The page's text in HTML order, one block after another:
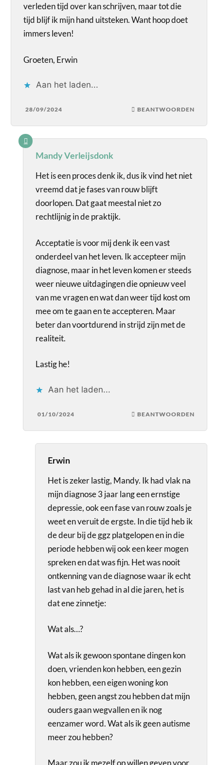
verleden tijd over kan schrijven, maar tot die
tijd blijf ik mijn hand uitsteken. Want hoop doet
immers leven!
Groeten, Erwin
Aan het laden...
28/09/2024 BEANTWOORDEN
Mandy Verleijsdonk
Het is een proces denk ik, dus ik vind het niet
vreemd dat je fases van rouw blijft
doorlopen. Dat gaat meestal niet zo
rechtlijnig in de praktijk.
Acceptatie is voor mij denk ik een vast
onderdeel van het leven. Ik accepteer mijn
diagnose, maar in het leven komen er steeds
weer nieuwe uitdagingen die opnieuw veel
van me vragen en wat dan weer tijd kost om
mee om te gaan en te accepteren. Maar
beter dan voortdurend in strijd zijn met de
realiteit.
Lastig he!
Aan het laden...
01/10/2024 BEANTWOORDEN
Erwin
Het is zeker lastig, Mandy. Ik had vlak na
mijn diagnose 3 jaar lang een ernstige
depressie, ook een fase van rouw zoals je
weet en veruit de ergste. In die tijd heb ik
de deur bij de ggz platgelopen en in die
periode hebben wij ook een keer mogen
spreken en dat was fijn. Het was nooit
ontkenning van de diagnose waar ik echt
last van heb gehad in al die jaren, het is
dat ene zinnetje:
Wat als…?
Wat als ik gewoon spontane dingen kon
doen, vrienden kon hebben, een gezin
kon hebben, een eigen woning kon
hebben, geen angst zou hebben dat mijn
ouders gaan wegvallen en ik nog
eenzamer word. Wat als ik geen autisme
meer zou hebben?